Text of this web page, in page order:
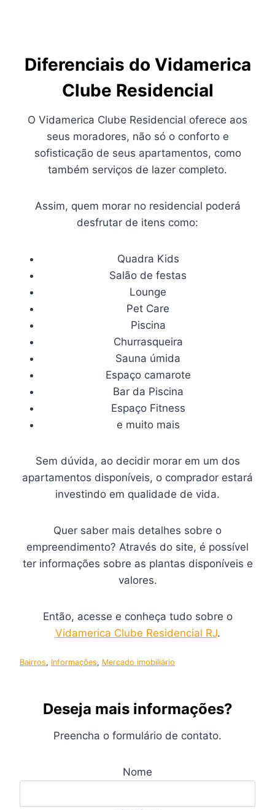
Diferenciais do Vidamerica
Clube Residencial
O Vidamerica Clube Residencial oferece aos
seus moradores, não só o conforto e
sofisticação de seus apartamentos, como
também serviços de lazer completo.
Assim, quem morar no residencial poderá
desfrutar de itens como:
Quadra Kids
Salão de festas
Lounge
Pet Care
Piscina
Churrasqueira
Sauna úmida
Espaço camarote
Bar da Piscina
Espaço Fitness
e muito mais
Sem dúvida, ao decidir morar em um dos
apartamentos disponíveis, o comprador estará
investindo em qualidade de vida.
Quer saber mais detalhes sobre o
empreendimento? Através do site, é possível
ter informações sobre as plantas disponíveis e
valores.
Então, acesse e conheça tudo sobre o
Vidamerica Clube Residencial RJ.
Bairros, Informações, Mercado imobiliário
Deseja mais informações?
Preencha o formulário de contato.
Nome